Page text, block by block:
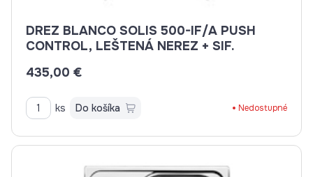
DREZ BLANCO SOLIS 500-IF/A PUSH
CONTROL, LEŠTENÁ NEREZ + SIF.
435,00 €
ks Do košíka Nedostupné